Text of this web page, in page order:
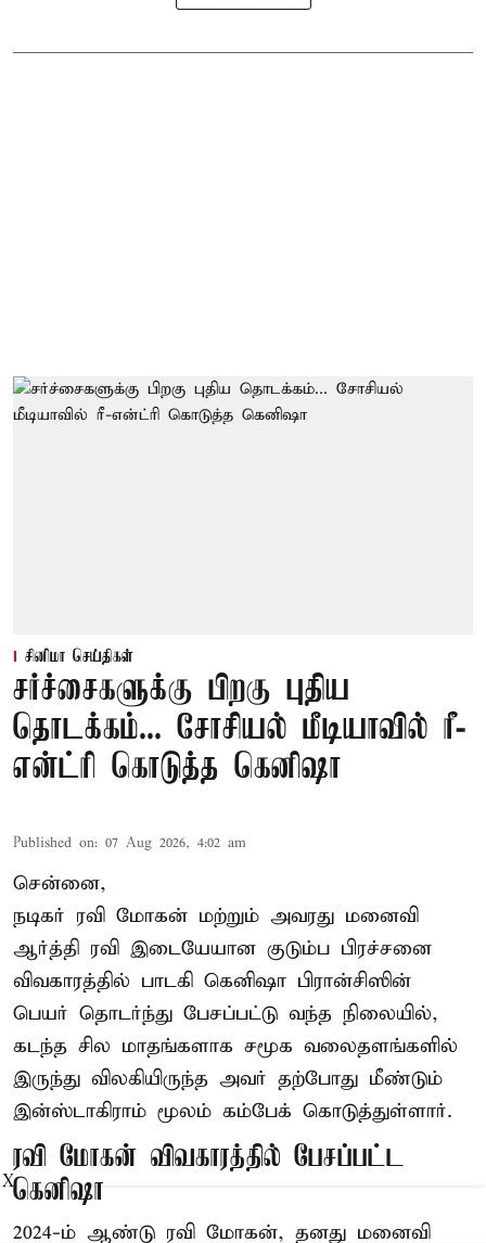
சினிமா செய்திகள்
சர்ச்சைகளுக்கு பிறகு புதிய
தொடக்கம்... சோசியல் மீடியாவில் ரீ-
என்ட்ரி கொடுத்த கெனிஷா
Published on: 07 Aug 2026, 4:02 am
சென்னை,
நடிகர் ரவி மோகன் மற்றும் அவரது மனைவி
ஆர்த்தி ரவி இடையேயான குடும்ப பிரச்சனை
விவகாரத்தில் பாடகி கெனிஷா பிரான்சிஸின்
பெயர் தொடர்ந்து பேசப்பட்டு வந்த நிலையில்,
கடந்த சில மாதங்களாக சமூக வலைதளங்களில்
இருந்து விலகியிருந்த அவர் தற்போது மீண்டும்
இன்ஸ்டாகிராம் மூலம் கம்பேக் கொடுத்துள்ளார்.
ரவி மோகன் விவகாரத்தில் பேசப்பட்ட
கெனிஷா
2024-ம் ஆண்டு ரவி மோகன், தனது மனைவி
X